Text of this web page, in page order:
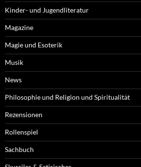
Kinder- und Jugendliteratur
Magazine
Magie und Esoterik
Musik
News
Philosophie und Religion und Spiritualität
Rezensionen
Rollenspiel
Sachbuch